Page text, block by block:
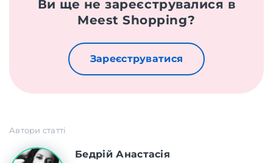
Ви ще не зареєструвалися в
Meest Shopping?
Зареєструватися
Автори статті
Бедрій Анастасія